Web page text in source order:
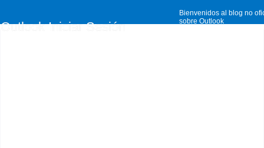
Bienvenidos al blog no
sobre Outlook
Outlook Iniciar Sesión